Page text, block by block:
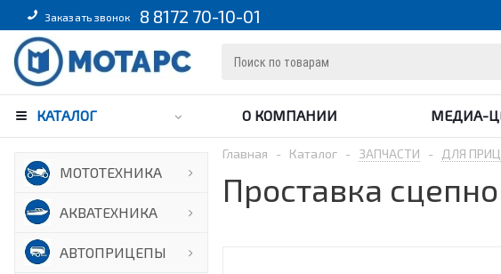
Заказать звонок 8 8172 70-10-01
КАТАЛОГ О КОМПАНИИ МЕДИА-
МОТОТЕХНИКА
АКВАТЕХНИКА
АВТОПРИЦЕПЫ
Главная - Каталог - ЗАПЧАСТИ - ДЛЯ
Проставка